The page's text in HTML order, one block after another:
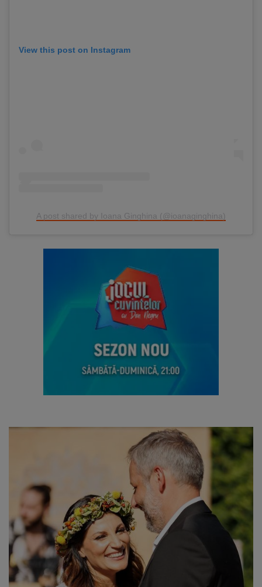
View this post on Instagram
A post shared by Ioana Ginghina (@ioanaginghina)